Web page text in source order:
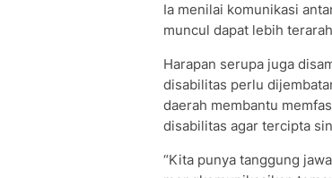
Ia menilai komunikasi
muncul dapat lebih
Harapan serupa juga
disabilitas perlu
daerah membantu
disabilitas agar tercipta
“Kita punya tanggung